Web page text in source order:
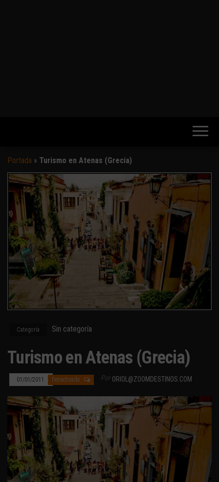
Portada » Turismo en Atenas (Grecia)
Categoría Sin categoría
Turismo en Atenas (Grecia)
01/01/2011 Desactivado Por ORIOL@ZOOMDESTINOS.COM